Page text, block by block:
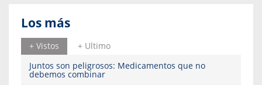
Los más
+ Vistos
+ Ultimo
Juntos son peligrosos: Medicamentos que no
debemos combinar